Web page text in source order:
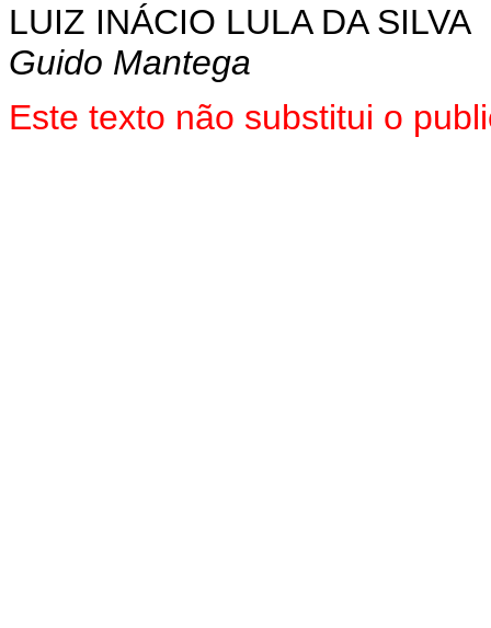
LUIZ INÁCIO LULA DA SILVA
Guido Mantega
Este texto não substitui o